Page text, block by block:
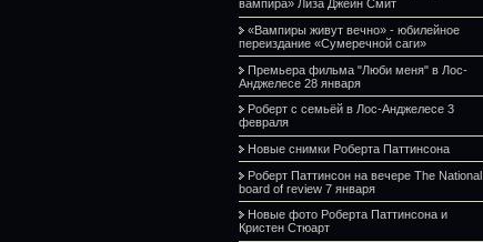
вампира» Лиза Джейн Смит
«Вампиры живут вечно» - юбилейное
переиздание «Сумеречной саги»
Премьера фильма "Люби меня" в Лос-
Анджелесе 28 января
Роберт с семьёй в Лос-Анджелесе 3
февраля
Новые снимки Роберта Паттинсона
Роберт Паттинсон на вечере The National
board of review 7 января
Новые фото Роберта Паттинсона и
Кристен Стюарт